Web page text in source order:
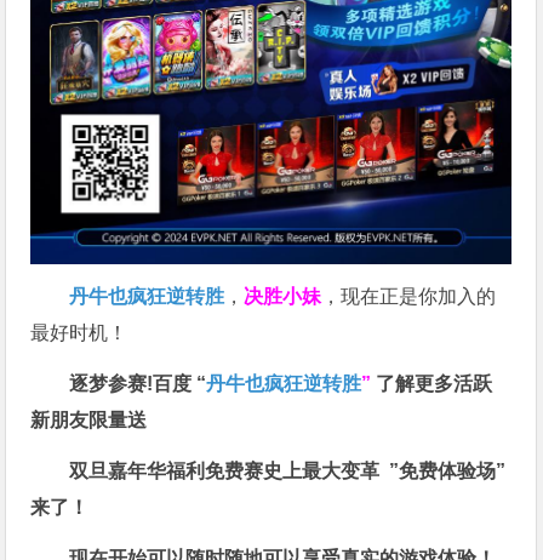
丹牛也疯狂逆转胜，决胜小妹，现在正是你加入的
最好时机！
逐梦参赛!百度 “丹牛也疯狂逆转胜” 了解更多活跃
新朋友限量送
双旦嘉年华福利免费赛史上最大变革 ”免费体验场”
来了！